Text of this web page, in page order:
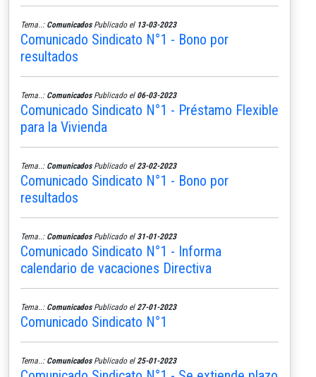
Tema..: ComunicadosPublicado el 13-03-2023
Comunicado Sindicato N°1 - Bono por
resultados
Tema..: ComunicadosPublicado el 06-03-2023
Comunicado Sindicato N°1 - Préstamo Flexible
para la Vivienda
Tema..: ComunicadosPublicado el 23-02-2023
Comunicado Sindicato N°1 - Bono por
resultados
Tema..: ComunicadosPublicado el 31-01-2023
Comunicado Sindicato N°1 - Informa
calendario de vacaciones Directiva
Tema..: ComunicadosPublicado el 27-01-2023
Comunicado Sindicato N°1
Tema..: ComunicadosPublicado el 25-01-2023